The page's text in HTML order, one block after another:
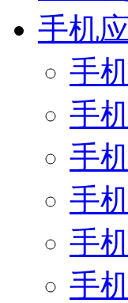
手机
手
手
手
手
手
手